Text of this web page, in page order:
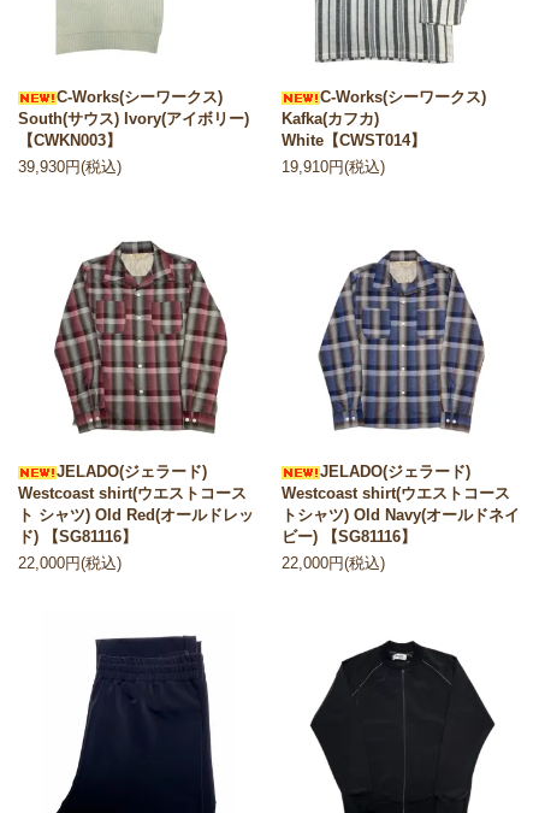
C-Works(シーワークス)
South(サウス) Ivory(アイボリー)
【CWKN003】
39,930円(税込)
C-Works(シーワークス)
Kafka(カフカ)
White【CWST014】
19,910円(税込)
JELADO(ジェラード)
Westcoast shirt(ウエストコース
ト シャツ) Old Red(オールドレッ
ド) 【SG81116】
22,000円(税込)
JELADO(ジェラード)
Westcoast shirt(ウエストコース
トシャツ) Old Navy(オールドネイ
ビー) 【SG81116】
22,000円(税込)